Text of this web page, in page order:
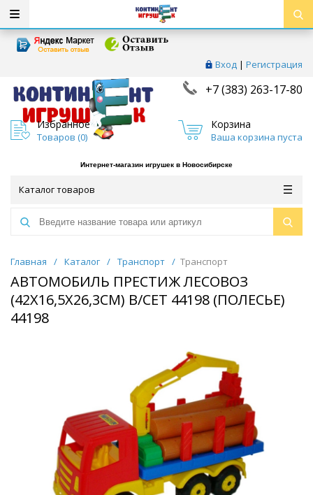
Вход | Регистрация
+7 (383) 263-17-80
Избранное
Товаров (0)
Корзина
Ваша корзина пуста
Интернет-магазин игрушек в Новосибирске
Каталог товаров
Главная / Каталог / Транспорт / Транспорт
АВТОМОБИЛЬ ПРЕСТИЖ ЛЕСОВОЗ
(42Х16,5Х26,3СМ) В/СЕТ 44198 (ПОЛЕСЬЕ)
44198